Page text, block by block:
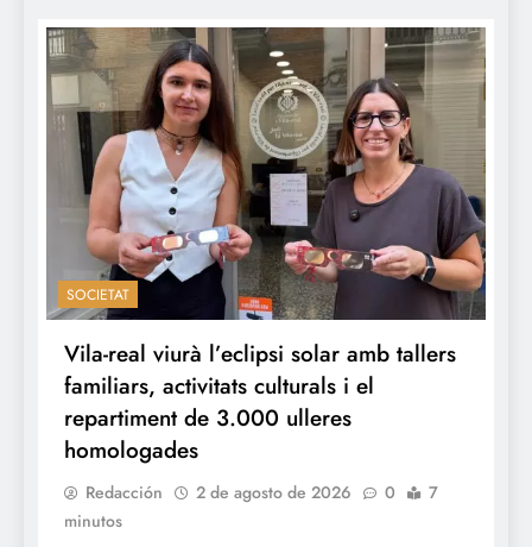
SOCIETAT
Vila-real viurà l’eclipsi solar amb tallers
familiars, activitats culturals i el
repartiment de 3.000 ulleres
homologades
Redacción 2 de agosto de 2026 0
7
minutos